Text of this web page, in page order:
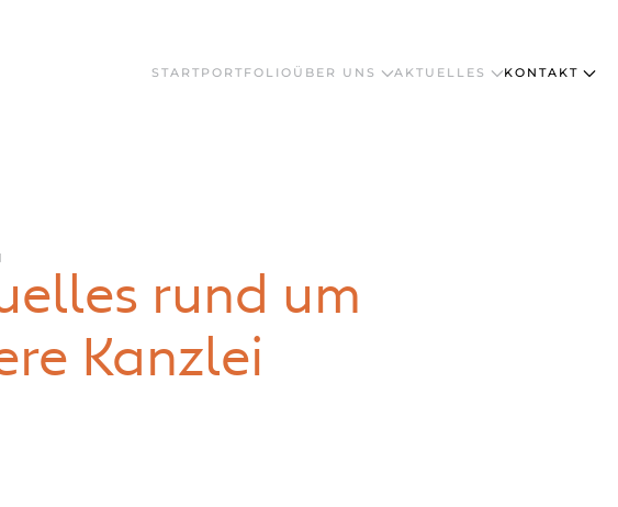
START PORTFOLIO ÜBER UNS AKTUELLES KONTAKT
rund um
Kanzlei